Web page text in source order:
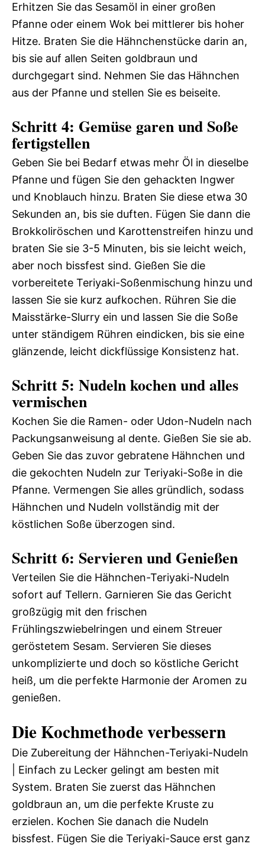
Erhitzen Sie das Sesamöl in einer großen
Pfanne oder einem Wok bei mittlerer bis hoher
Hitze. Braten Sie die Hähnchenstücke darin an,
bis sie auf allen Seiten goldbraun und
durchgegart sind. Nehmen Sie das Hähnchen
aus der Pfanne und stellen Sie es beiseite.
Schritt 4: Gemüse garen und Soße
fertigstellen
Geben Sie bei Bedarf etwas mehr Öl in dieselbe
Pfanne und fügen Sie den gehackten Ingwer
und Knoblauch hinzu. Braten Sie diese etwa 30
Sekunden an, bis sie duften. Fügen Sie dann die
Brokkoliröschen und Karottenstreifen hinzu und
braten Sie sie 3-5 Minuten, bis sie leicht weich,
aber noch bissfest sind. Gießen Sie die
vorbereitete Teriyaki-Soßenmischung hinzu und
lassen Sie sie kurz aufkochen. Rühren Sie die
Maisstärke-Slurry ein und lassen Sie die Soße
unter ständigem Rühren eindicken, bis sie eine
glänzende, leicht dickflüssige Konsistenz hat.
Schritt 5: Nudeln kochen und alles
vermischen
Kochen Sie die Ramen- oder Udon-Nudeln nach
Packungsanweisung al dente. Gießen Sie sie ab.
Geben Sie das zuvor gebratene Hähnchen und
die gekochten Nudeln zur Teriyaki-Soße in die
Pfanne. Vermengen Sie alles gründlich, sodass
Hähnchen und Nudeln vollständig mit der
köstlichen Soße überzogen sind.
Schritt 6: Servieren und Genießen
Verteilen Sie die Hähnchen-Teriyaki-Nudeln
sofort auf Tellern. Garnieren Sie das Gericht
großzügig mit den frischen
Frühlingszwiebelringen und einem Streuer
geröstetem Sesam. Servieren Sie dieses
unkomplizierte und doch so köstliche Gericht
heiß, um die perfekte Harmonie der Aromen zu
genießen.
Die Kochmethode verbessern
Die Zubereitung der Hähnchen-Teriyaki-Nudeln
| Einfach zu Lecker gelingt am besten mit
System. Braten Sie zuerst das Hähnchen
goldbraun an, um die perfekte Kruste zu
erzielen. Kochen Sie danach die Nudeln
bissfest. Fügen Sie die Teriyaki-Sauce erst ganz